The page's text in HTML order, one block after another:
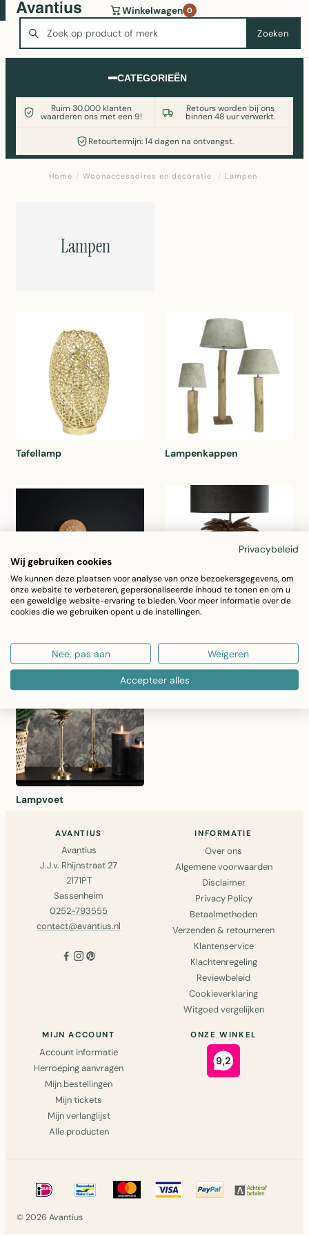
Zoeken
Winkelwagen 0
CATEGORIEËN
Ruim 30.000 klanten
waarderen ons met een 9!
Retours worden bij ons
binnen 48 uur verwerkt.
Retourtermijn: 14 dagen na ontvangst.
Wasmachine of koelkast nodig? Vergelijk alle prijzen op
Witgoedaanbod.nl
Home / Woonaccessoires en decoratie / Lampen
Lampen
Tafellamp Lampenkappen
Lampvoet
AVANTIUS
Avantius
J.J.v. Rhijnstraat 27
2171PT
Sassenheim
0252-793555
contact@avantius.nl
INFORMATIE
Over ons
Algemene voorwaarden
Disclaimer
Privacy Policy
Betaalmethoden
Verzenden & retourneren
Klantenservice
Klachtenregeling
Reviewbeleid
Cookieverklaring
Witgoed vergelijken
MIJN ACCOUNT
Account informatie
Herroeping aanvragen
Mijn bestellingen
Mijn tickets
Mijn verlanglijst
Alle producten
ONZE WINKEL
© 2026 Avantius
Privacybeleid
Wij gebruiken cookies
We kunnen deze plaatsen voor analyse van onze bezoekersgegevens, om
onze website te verbeteren, gepersonaliseerde inhoud te tonen en om u
een geweldige website-ervaring te bieden. Voor meer informatie over de
cookies die we gebruiken opent u de instellingen.
Nee, pas aan Weigeren
Accepteer alles